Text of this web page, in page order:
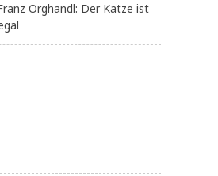
Orghandl: Der Katze ist